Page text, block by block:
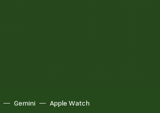
Gemini Apple Watch